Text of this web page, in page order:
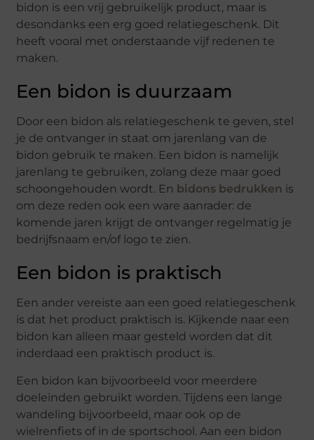
bidon is een vrij gebruikelijk product, maar is
desondanks een erg goed relatiegeschenk. Dit
heeft vooral met onderstaande vijf redenen te
maken.
Een bidon is duurzaam
Door een bidon als relatiegeschenk te geven, stel
je de ontvanger in staat om jarenlang van de
bidon gebruik te maken. Een bidon is namelijk
jarenlang te gebruiken, zolang deze maar goed
schoongehouden wordt. En bidons bedrukken is
om deze reden ook een ware aanrader: de
komende jaren krijgt de ontvanger regelmatig je
bedrijfsnaam en/of logo te zien.
Een bidon is praktisch
Een ander vereiste aan een goed relatiegeschenk
is dat het product praktisch is. Kijkende naar een
bidon kan alleen maar gesteld worden dat dit
inderdaad een praktisch product is.
Een bidon kan bijvoorbeeld voor meerdere
doeleinden gebruikt worden. Tijdens een lange
wandeling bijvoorbeeld, maar ook op de
wielrenfiets of in de sportschool. Aan een bidon